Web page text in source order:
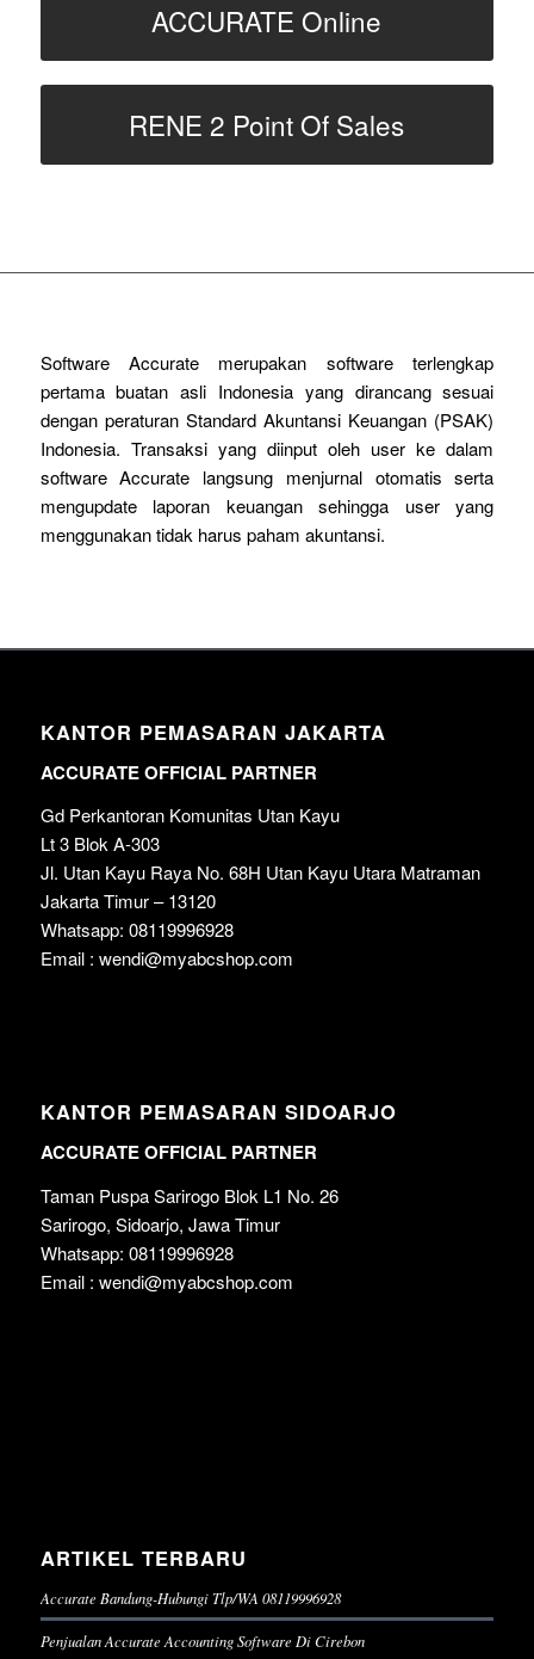
ACCURATE Online
RENE 2 Point Of Sales
Software Accurate merupakan software terlengkap
pertama buatan asli Indonesia yang dirancang sesuai
dengan peraturan Standard Akuntansi Keuangan (PSAK)
Indonesia. Transaksi yang diinput oleh user ke dalam
software Accurate langsung menjurnal otomatis serta
mengupdate laporan keuangan sehingga user yang
menggunakan tidak harus paham akuntansi.
KANTOR PEMASARAN JAKARTA
ACCURATE OFFICIAL PARTNER
Gd Perkantoran Komunitas Utan Kayu
Lt 3 Blok A-303
Jl. Utan Kayu Raya No. 68H Utan Kayu Utara Matraman
Jakarta Timur – 13120
Whatsapp: 08119996928
Email : wendi@myabcshop.com
KANTOR PEMASARAN SIDOARJO
ACCURATE OFFICIAL PARTNER
Taman Puspa Sarirogo Blok L1 No. 26
Sarirogo, Sidoarjo, Jawa Timur
Whatsapp: 08119996928
Email : wendi@myabcshop.com
ARTIKEL TERBARU
Accurate Bandung-Hubungi Tlp/WA 08119996928
Penjualan Accurate Accounting Software Di Cirebon